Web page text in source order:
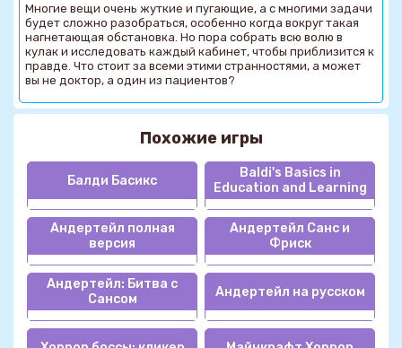
Многие вещи очень жуткие и пугающие, а с многими задачи
будет сложно разобраться, особенно когда вокруг такая
нагнетающая обстановка. Но пора собрать всю волю в
кулак и исследовать каждый кабинет, чтобы приблизится к
правде. Что стоит за всеми этими странностями, а может
вы не доктор, а один из пациентов?
Похожие игры
Балди Басикс
Baldi's Basics in
Education and Learning
Андертейл полная
версия
Андертейл Санс и
Фриск
Андертейл: Битва с
Сансом
Андертейл на русском